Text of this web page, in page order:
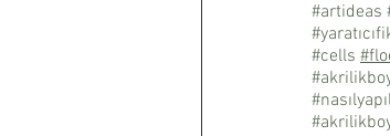
#artideas
#cells